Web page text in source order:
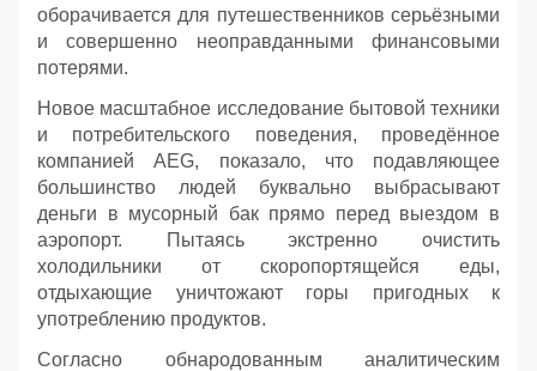
оборачивается для путешественников серьёзными
и совершенно неоправданными финансовыми
потерями.
Новое масштабное исследование бытовой техники
и потребительского поведения, проведённое
компанией AEG, показало, что подавляющее
большинство людей буквально выбрасывают
деньги в мусорный бак прямо перед выездом в
аэропорт. Пытаясь экстренно очистить
холодильники от скоропортящейся еды,
отдыхающие уничтожают горы пригодных к
употреблению продуктов.
Согласно обнародованным аналитическим